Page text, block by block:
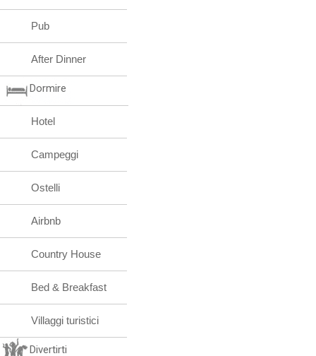
Pub
After Dinner
Dormire
Hotel
Campeggi
Ostelli
Airbnb
Country House
Bed & Breakfast
Villaggi turistici
Divertirti